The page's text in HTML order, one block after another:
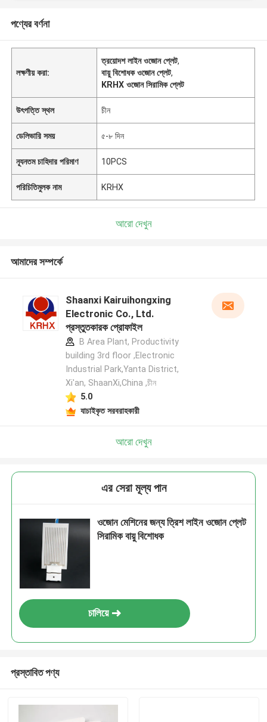
পণ্যের বর্ণনা
লক্ষণীয় করা:
ত্রয়োদশ লাইন ওজোন প্লেট,
বায়ু বিশোধক ওজোন প্লেট,
KRHX ওজোন সিরামিক প্লেট
উৎপত্তি স্থল চীন
ডেলিভারি সময় ৫-৮ দিন
ন্যূনতম চাহিদার পরিমাণ 10PCS
পরিচিতিমুলক নাম KRHX
আরো দেখুন
আমাদের সম্পর্কে
Shaanxi Kairuihongxing
Electronic Co., Ltd.
প্রস্তুতকারক প্রোফাইল
B Area Plant, Productivity
building 3rd floor ,Electronic
Industrial Park,Yanta District,
Xi'an, ShaanXi,China ,চীন
5.0
যাচাইকৃত সরবরাহকারী
আরো দেখুন
এর সেরা মূল্য পান
ওজোন মেশিনের জন্য ত্রিশ লাইন ওজোন প্লেট
সিরামিক বায়ু বিশোধক
চালিয়ে
প্রস্তাবিত পণ্য